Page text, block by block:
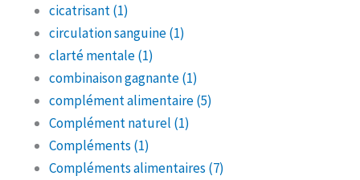
cicatrisant(1)
circulation sanguine(1)
clarté mentale(1)
combinaison gagnante(1)
complément alimentaire(5)
Complément naturel (1)
Compléments (1)
Compléments alimentaires (7)